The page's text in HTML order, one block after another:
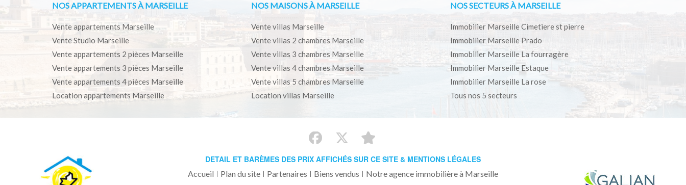
NOS APPARTEMENTS À MARSEILLE
Vente appartements Marseille
Vente Studio Marseille
Vente appartements 2 pièces Marseille
Vente appartements 3 pièces Marseille
Vente appartements 4 pièces Marseille
Location appartements Marseille
NOS MAISONS À MARSEILLE
Vente villas Marseille
Vente villas 2 chambres Marseille
Vente villas 3 chambres Marseille
Vente villas 4 chambres Marseille
Vente villas 5 chambres Marseille
Location villas Marseille
NOS SECTEURS À MARSEILLE
Immobilier Marseille Cimetiere st pierre
Immobilier Marseille Prado
Immobilier Marseille La fourragère
Immobilier Marseille Estaque
Immobilier Marseille La rose
Tous nos 5 secteurs
DETAIL ET BARÈMES DES PRIX AFFICHÉS SUR CE SITE & MENTIONS LÉGALES
Accueil Plan du site Partenaires Biens vendus Notre agence immobilière à Marseille